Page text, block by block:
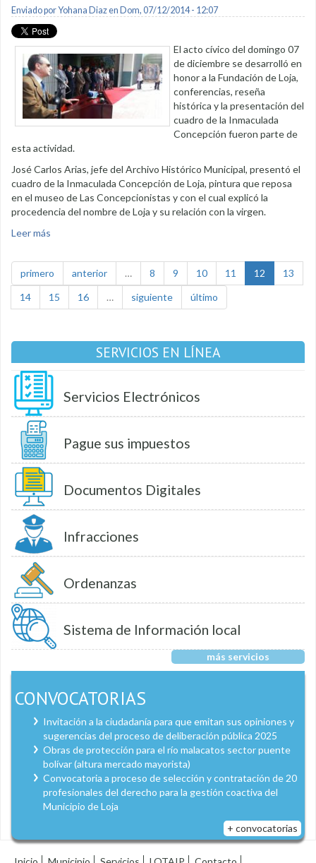
Enviado porYohana Diazen Dom, 07/12/2014 - 12:07
El acto cívico del domingo 07
de diciembre se desarrolló en
honor a la Fundación de Loja,
conferencias, reseña
histórica y la presentación del
cuadro de la Inmaculada
Concepción fueron parte de
esta actividad.
José Carlos Arias, jefe del Archivo Histórico Municipal, presentó el
cuadro de la Inmaculada Concepción de Loja, pintura que reposa
en el museo de Las Concepcionistas y con el cual explicó la
procedencia del nombre de Loja y su relación con la virgen.
Leer más
primero anterior … 8 9 10 11 12
13
14
15 16 … siguiente último
SERVICIOS EN LÍNEA
Servicios Electrónicos
Pague sus impuestos
Documentos Digitales
Infracciones
Ordenanzas
Sistema de Información local
más servicios
CONVOCATORIAS
Invitación a la ciudadanía para que emitan sus opiniones y
sugerencias del proceso de deliberación pública 2025
Obras de protección para el río malacatos sector puente
bolívar (altura mercado mayorista)
Convocatoria a proceso de selección y contratación de 20
profesionales del derecho para la gestión coactiva del
Municipio de Loja
+ convocatorias